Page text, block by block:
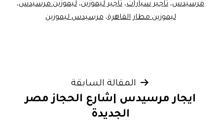
مرسيدس، تاجير سيارات، تاجير ليموزين، ليموزين مرسيدس،
ليموزين مطار القاهرة،مرسيدس ليموزين
المقالات
المقالة السابقة
ايجار مرسيدس |شارع الحجاز مصر
الجديدة